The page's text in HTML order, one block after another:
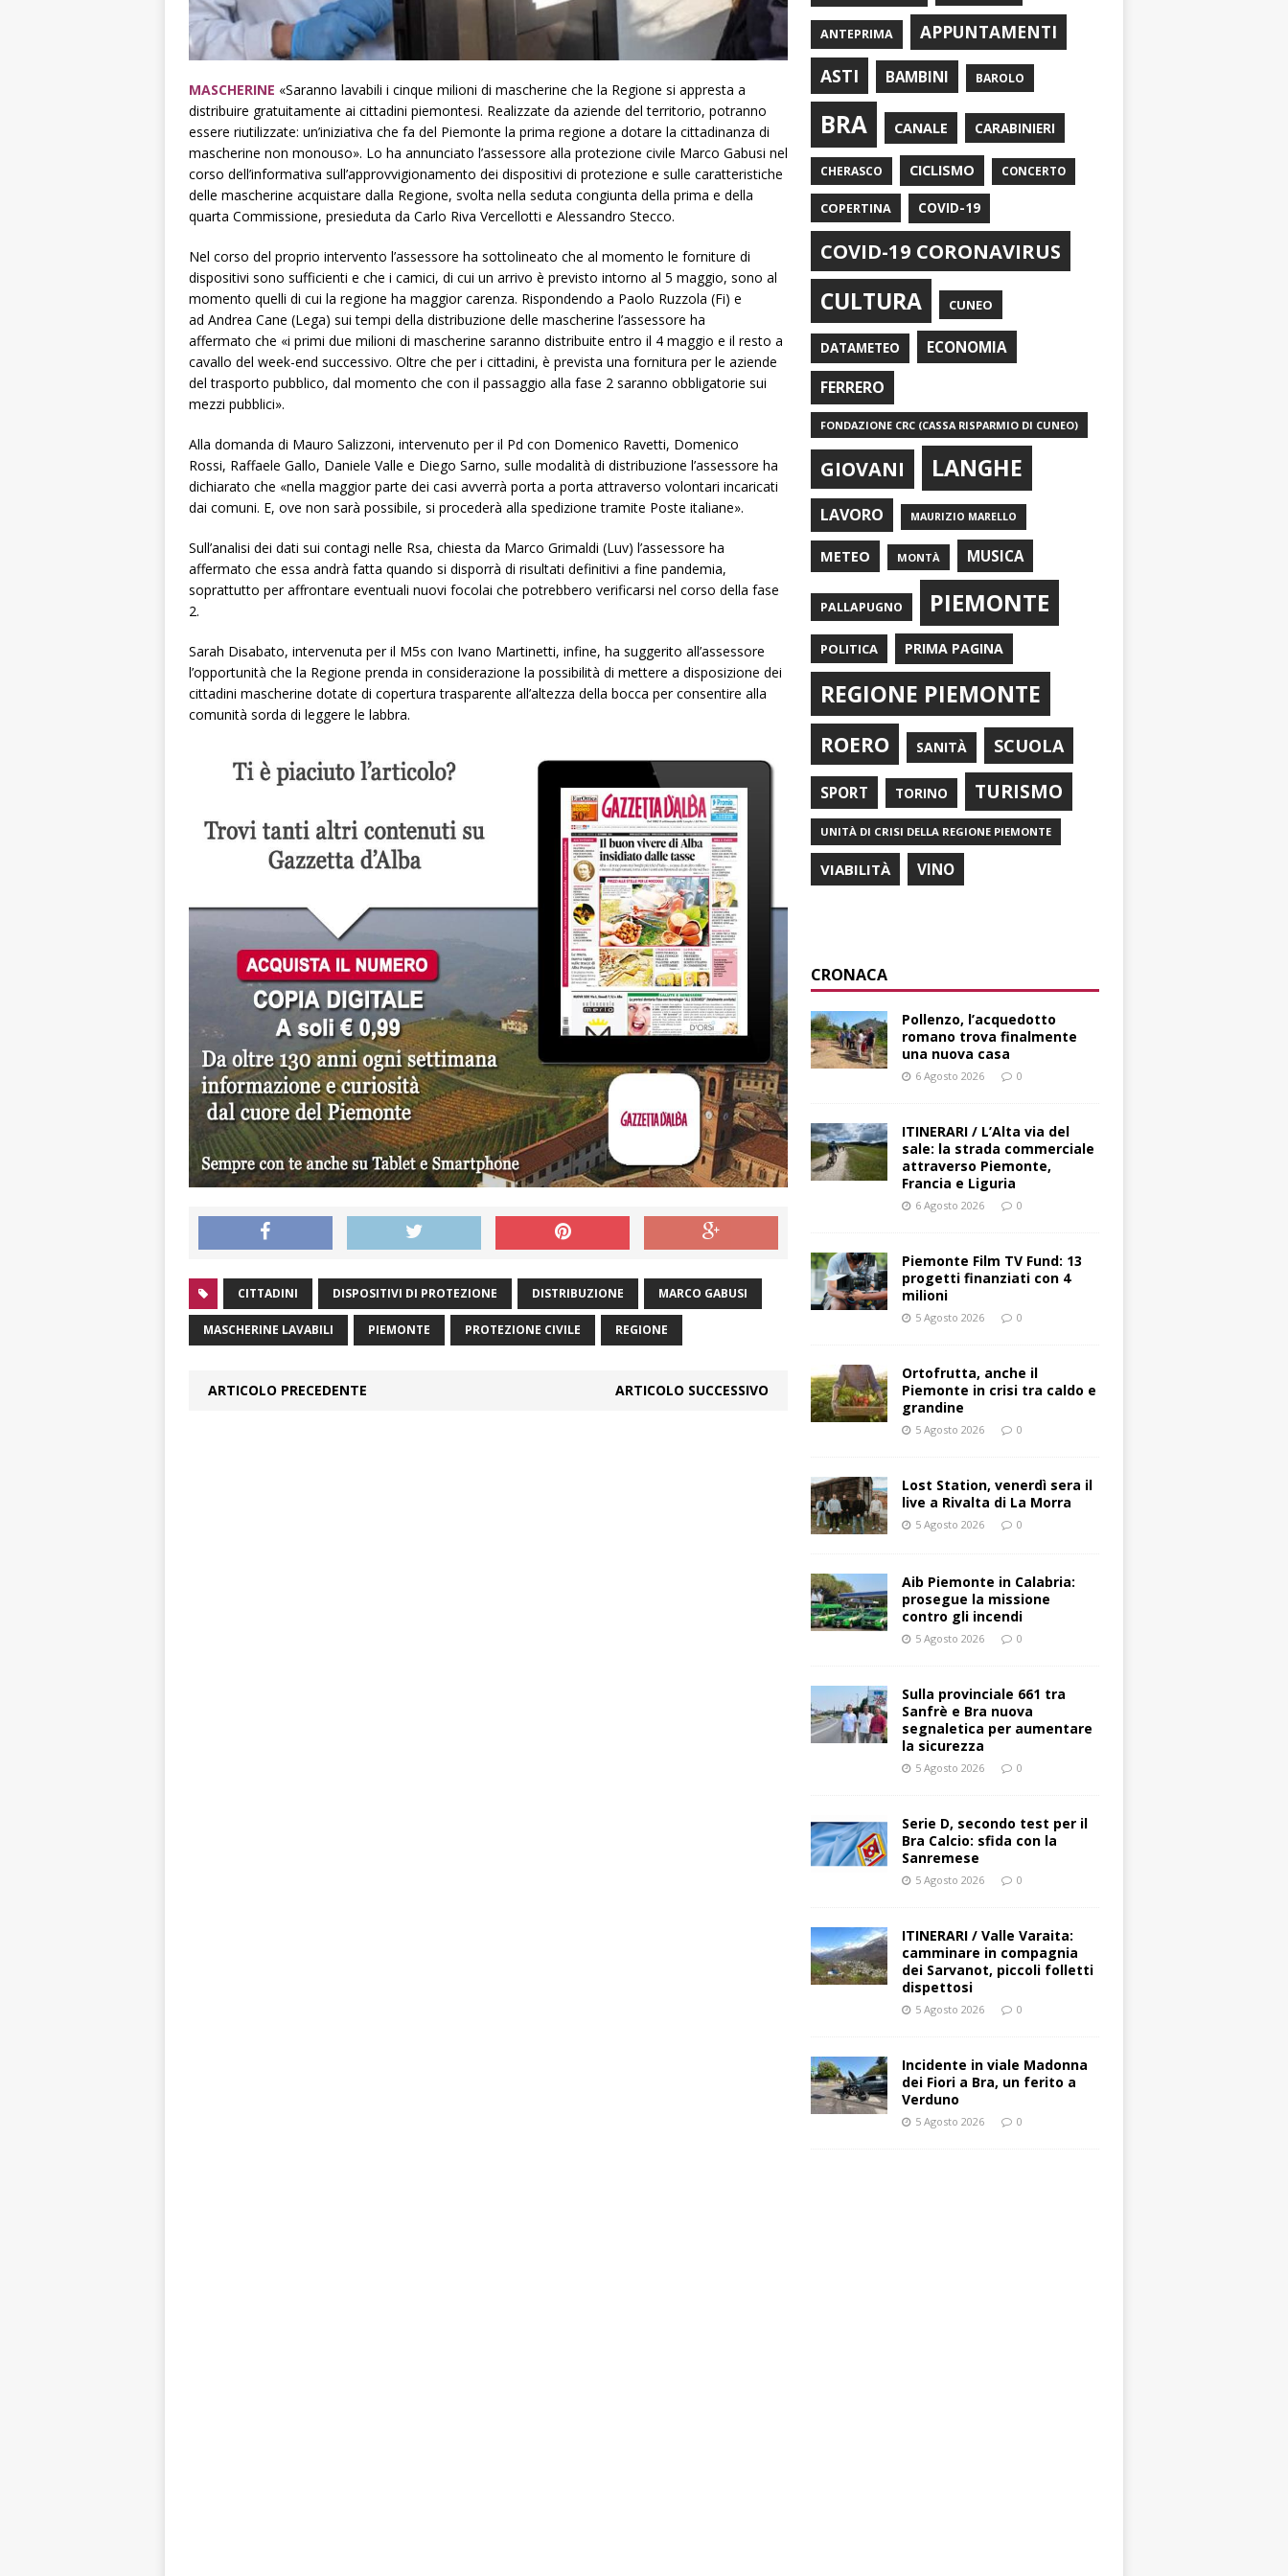
MASCHERINE «Saranno lavabili i cinque milioni di mascherine che la Regione si appresta a
distribuire gratuitamente ai cittadini piemontesi. Realizzate da aziende del territorio, potranno
essere riutilizzate: un’iniziativa che fa del Piemonte la prima regione a dotare la cittadinanza di
mascherine non monouso». Lo ha annunciato l’assessore alla protezione civile Marco Gabusi nel
corso dell’informativa sull’approvvigionamento dei dispositivi di protezione e sulle caratteristiche
delle mascherine acquistare dalla Regione, svolta nella seduta congiunta della prima e della
quarta Commissione, presieduta da Carlo Riva Vercellotti e Alessandro Stecco.
Nel corso del proprio intervento l’assessore ha sottolineato che al momento le forniture di
dispositivi sono sufficienti e che i camici, di cui un arrivo è previsto intorno al 5 maggio, sono al
momento quelli di cui la regione ha maggior carenza. Rispondendo a Paolo Ruzzola (Fi) e
ad Andrea Cane (Lega) sui tempi della distribuzione delle mascherine l’assessore ha
affermato che «i primi due milioni di mascherine saranno distribuite entro il 4 maggio e il resto a
cavallo del week-end successivo. Oltre che per i cittadini, è prevista una fornitura per le aziende
del trasporto pubblico, dal momento che con il passaggio alla fase 2 saranno obbligatorie sui
mezzi pubblici».
Alla domanda di Mauro Salizzoni, intervenuto per il Pd con Domenico Ravetti, Domenico
Rossi, Raffaele Gallo, Daniele Valle e Diego Sarno, sulle modalità di distribuzione l’assessore ha
dichiarato che «nella maggior parte dei casi avverrà porta a porta attraverso volontari incaricati
dai comuni. E, ove non sarà possibile, si procederà alla spedizione tramite Poste italiane».
Sull’analisi dei dati sui contagi nelle Rsa, chiesta da Marco Grimaldi (Luv) l’assessore ha
affermato che essa andrà fatta quando si disporrà di risultati definitivi a fine pandemia,
soprattutto per affrontare eventuali nuovi focolai che potrebbero verificarsi nel corso della fase
2.
Sarah Disabato, intervenuta per il M5s con Ivano Martinetti, infine, ha suggerito all’assessore
l’opportunità che la Regione prenda in considerazione la possibilità di mettere a disposizione dei
cittadini mascherine dotate di copertura trasparente all’altezza della bocca per consentire alla
comunità sorda di leggere le labbra.
CITTADINI DISPOSITIVI DI PROTEZIONE DISTRIBUZIONE MARCO GABUSI
MASCHERINE LAVABILI PIEMONTE PROTEZIONE CIVILE REGIONE
ARTICOLO PRECEDENTE ARTICOLO SUCCESSIVO
ANTEPRIMA
APPUNTAMENTI
ASTI
BAMBINI BAROLO
BRA CANALE CARABINIERI
CHERASCO CICLISMO CONCERTO
COPERTINA COVID-19
COVID-19 CORONAVIRUS
CULTURA CUNEO
DATAMETEO ECONOMIA
FERRERO
FONDAZIONE CRC (CASSA RISPARMIO DI CUNEO)
GIOVANI LANGHE
LAVORO MAURIZIO MARELLO
METEO MONTÀ MUSICA
PALLAPUGNO PIEMONTE
POLITICA PRIMA PAGINA
REGIONE PIEMONTE
ROERO SANITÀ SCUOLA
SPORT TORINO TURISMO
UNITÀ DI CRISI DELLA REGIONE PIEMONTE
VIABILITÀ VINO
CRONACA
Pollenzo, l’acquedotto
romano trova finalmente
una nuova casa
6 Agosto 2026 0
ITINERARI / L’Alta via del
sale: la strada commerciale
attraverso Piemonte,
Francia e Liguria
6 Agosto 2026 0
Piemonte Film TV Fund: 13
progetti finanziati con 4
milioni
5 Agosto 2026 0
Ortofrutta, anche il
Piemonte in crisi tra caldo e
grandine
5 Agosto 2026 0
Lost Station, venerdì sera il
live a Rivalta di La Morra
5 Agosto 2026 0
Aib Piemonte in Calabria:
prosegue la missione
contro gli incendi
5 Agosto 2026 0
Sulla provinciale 661 tra
Sanfrè e Bra nuova
segnaletica per aumentare
la sicurezza
5 Agosto 2026 0
Serie D, secondo test per il
Bra Calcio: sfida con la
Sanremese
5 Agosto 2026 0
ITINERARI / Valle Varaita:
camminare in compagnia
dei Sarvanot, piccoli folletti
dispettosi
5 Agosto 2026 0
Incidente in viale Madonna
dei Fiori a Bra, un ferito a
Verduno
5 Agosto 2026 0